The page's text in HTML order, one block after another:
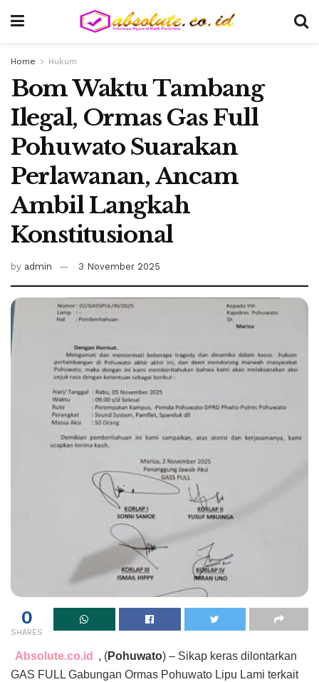
Home Hukum
Bom Waktu Tambang
Ilegal, Ormas Gas Full
Pohuwato Suarakan
Perlawanan, Ancam
Ambil Langkah
Konstitusional
by admin 3 November 2025
0
SHARES
Absolute.co.id , (Pohuwato) – Sikap keras dilontarkan
GAS FULL Gabungan Ormas Pohuwato Lipu Lami terkait